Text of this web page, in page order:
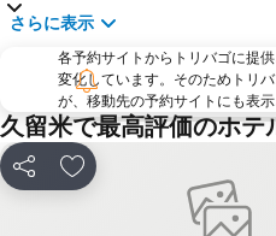
祇園駅
雑餉隈駅
白糸の滝
佐賀空港
千代県庁口駅
さらに表示
各予約サイトからトリバゴに提
変化しています。そのためトリ
が、移動先の予約サイトにも表
久留米で最高評価のホテ
シェア お気に入りに追加